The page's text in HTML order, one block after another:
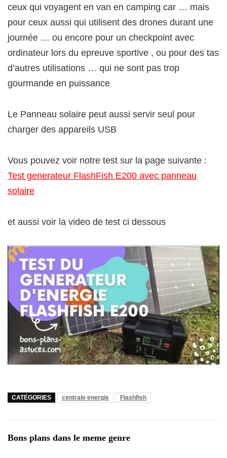
ceux qui voyagent en van en camping car … mais
pour ceux aussi qui utilisent des drones durant une
journée … ou encore pour un checkpoint avec
ordinateur lors du epreuve sportive , ou pour des tas
d’autres utilisations … qui ne sont pas trop
gourmande en puissance
Le Panneau solaire peut aussi servir seul pour
charger des appareils USB
Vous pouvez voir notre test sur la page suivante :
Test generateur FlashFish E200 avec panneau
solaire
et aussi voir la video de test ci dessous
CATÉGORIES centrale energie Flashfish
Bons plans dans le meme genre